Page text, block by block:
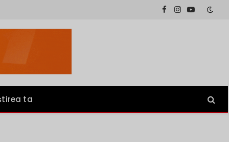
Facebook
InstagramYouTube
ta